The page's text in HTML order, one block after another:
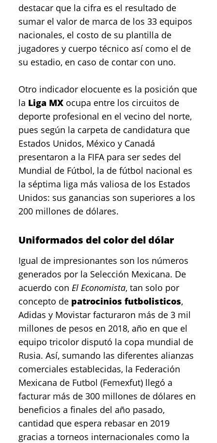
destacar que la cifra es el resultado de
sumar el valor de marca de los 33 equipos
nacionales, el costo de su plantilla de
jugadores y cuerpo técnico así como el de
su estadio, en caso de contar con uno.
Otro indicador elocuente es la posición que
la Liga MX ocupa entre los circuitos de
deporte profesional en el vecino del norte,
pues según la carpeta de candidatura que
Estados Unidos, México y Canadá
presentaron a la FIFA para ser sedes del
Mundial de Fútbol, la de fútbol nacional es
la séptima liga más valiosa de los Estados
Unidos: sus ganancias son superiores a los
200 millones de dólares.
Uniformados del color del dólar
Igual de impresionantes son los números
generados por la Selección Mexicana. De
acuerdo con El Economista, tan solo por
concepto de patrocinios futbolisticos,
Adidas y Movistar facturaron más de 3 mil
millones de pesos en 2018, año en que el
equipo tricolor disputó la copa mundial de
Rusia. Así, sumando las diferentes alianzas
comerciales establecidas, la Federación
Mexicana de Futbol (Femexfut) llegó a
facturar más de 300 millones de dólares en
beneficios a finales del año pasado,
cantidad que espera rebasar en 2019
gracias a torneos internacionales como la